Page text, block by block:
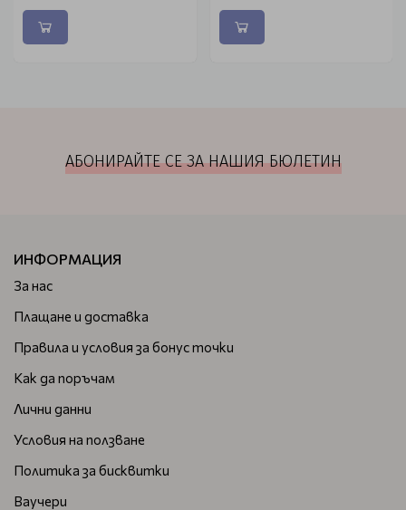
АБОНИРАЙТЕ СЕ ЗА НАШИЯ БЮЛЕТИН
ИНФОРМАЦИЯ
За нас
Плащане и доставка
Правила и условия за бонус точки
Как да поръчам
Лични данни
Условия на ползване
Политика за бисквитки
Ваучери